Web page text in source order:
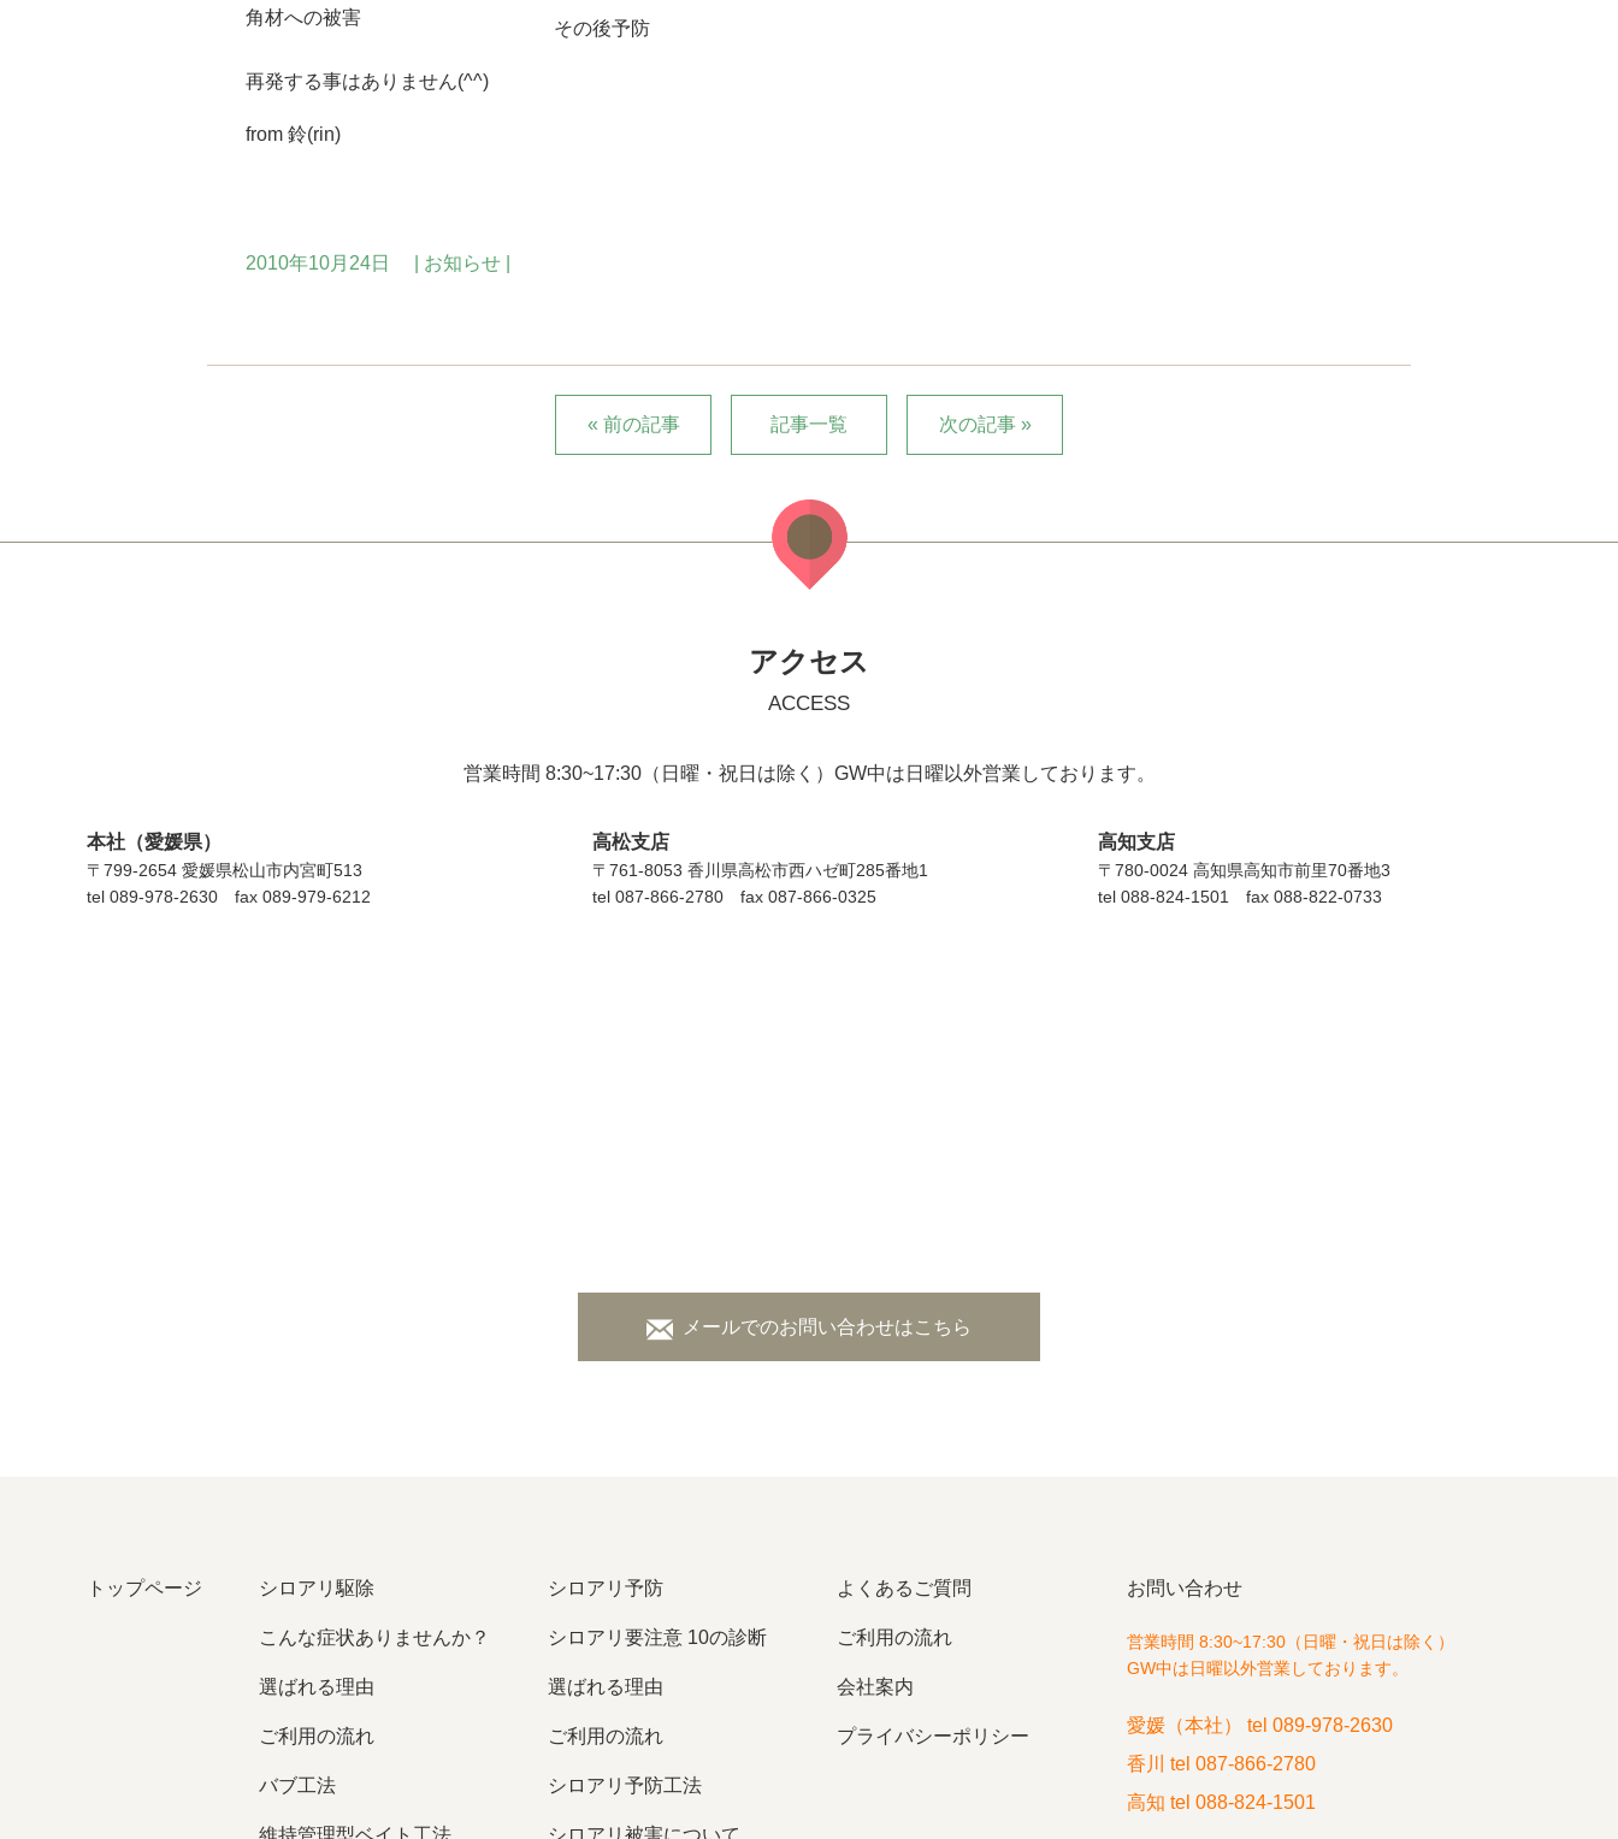
角材への被害
その後予防
再発する事はありません(^^)
from 鈴(rin)
2010年10月24日 お知らせ
« 前の記事 記事一覧 次の記事 »
アクセス
ACCESS
営業時間 8:30~17:30（⽇曜・祝⽇は除く） GW中は⽇曜以外営業しております。
本社（愛媛県）
〒799-2654 愛媛県松⼭市内宮町513
tel 089-978-2630 fax 089-979-6212
⾼松⽀店
〒761-8053 ⾹川県⾼松市⻄ハゼ町285番地1
tel 087-866-2780 fax 087-866-0325
⾼知⽀店
〒780-0024 ⾼知県⾼知市前⾥70番地3
tel 088-824-1501 fax 088-822-0733
メールでのお問い合わせはこちら
トップページ シロアリ駆除
こんな症状ありませんか？
選ばれる理由
ご利用の流れ
バブ⼯法
維持管理型ベイト⼯法
シロアリ予防
シロアリ要注意 10の診断
選ばれる理由
ご利用の流れ
シロアリ予防工法
シロアリ被害について
よくあるご質問
ご利用の流れ
会社案内
プライバシーポリシー
お問い合わせ
営業時間 8:30~17:30（⽇曜・祝⽇は除く）
GW中は⽇曜以外営業しております。
愛媛（本社） tel 089-978-2630
⾹川 tel 087-866-2780
⾼知 tel 088-824-1501